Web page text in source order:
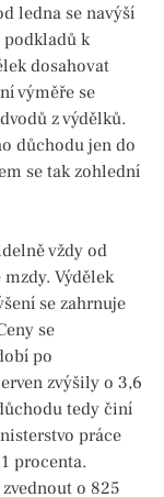
ledna se navýší
podkladů k
dosahovat
výměře se
z výdělků.
důchodu jen do
se tak zohlední
vždy od
Výdělek
se zahrnuje
se
po
zvýšily o 3,6
tedy činí
práce
procenta.
o 825